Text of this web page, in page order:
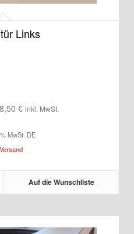
Links
€Preisspanne:
bis
178,50 €
inkl. MwSt.
MwSt. DE
Versand
Auf die Wunschliste